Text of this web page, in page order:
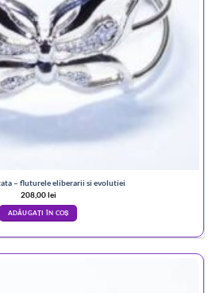
– fluturele eliberarii si evolutiei
208,00lei
ADĂUGAȚI ÎN COȘ